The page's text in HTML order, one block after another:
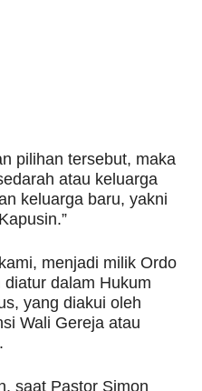
pilihan tersebut, maka
atau keluarga
keluarga baru, yakni
menjadi milik Ordo
dalam Hukum
yang diakui oleh
Wali Gereja atau
saat Pastor Simon